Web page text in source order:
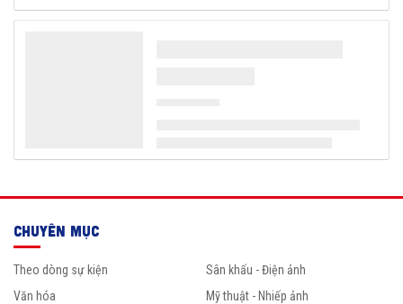
CHUYÊN MỤC
Theo dòng sự kiện
Văn hóa
Sân khấu - Điện ảnh
Mỹ thuật - Nhiếp ảnh